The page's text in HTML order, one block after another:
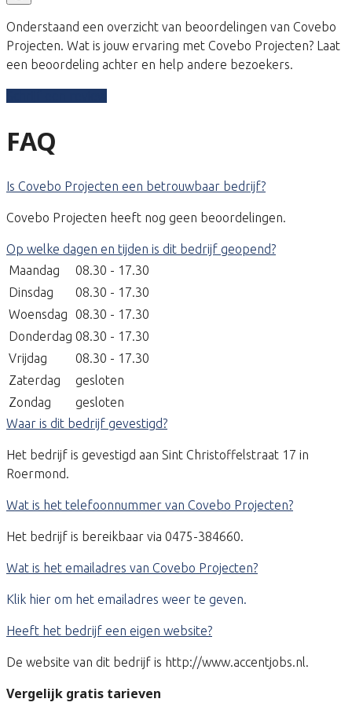
Onderstaand een overzicht van beoordelingen van Covebo
Projecten. Wat is jouw ervaring met Covebo Projecten? Laat
een beoordeling achter en help andere bezoekers.
FAQ
Is Covebo Projecten een betrouwbaar bedrijf?
Covebo Projecten heeft nog geen beoordelingen.
Op welke dagen en tijden is dit bedrijf geopend?
Maandag
08.30 - 17.30
Dinsdag
08.30 - 17.30
Woensdag
08.30 - 17.30
Donderdag 08.30 - 17.30
Vrijdag
08.30 - 17.30
Zaterdag
gesloten
Zondag
gesloten
Waar is dit bedrijf gevestigd?
Het bedrijf is gevestigd aan Sint Christoffelstraat 17 in
Roermond.
Wat is het telefoonnummer van Covebo Projecten?
Het bedrijf is bereikbaar via 0475-384660.
Wat is het emailadres van Covebo Projecten?
Klik hier om het emailadres weer te geven.
Heeft het bedrijf een eigen website?
De website van dit bedrijf is http://www.accentjobs.nl.
Vergelijk gratis tarieven